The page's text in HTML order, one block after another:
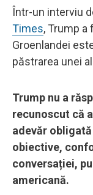
Într-un interviu
Times, Trump
Groenlandei
păstrarea unei
Trump nu a
recunoscut că
adevăr
obiective,
conversației,
americană.